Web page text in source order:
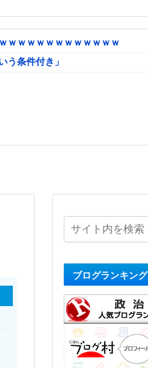
ｗｗｗｗｗｗｗｗｗｗｗｗ
う条件付き」
ブログランキング